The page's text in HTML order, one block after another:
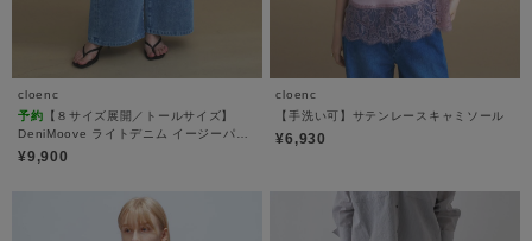
cloenc
予約 【８サイズ展開／トールサイズ】
DeniMoove ライトデニム イージーパン
ツ 360°ストレッチ
¥9,900
cloenc
【手洗い可】サテンレースキャミソール
¥6,930